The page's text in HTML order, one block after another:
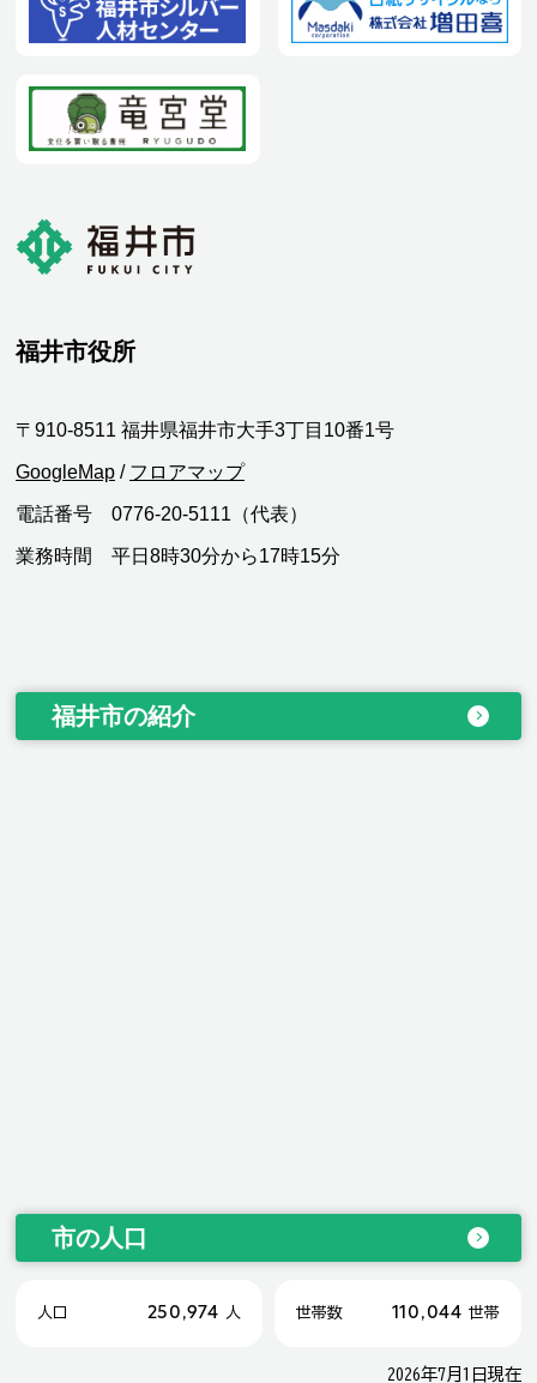
福井市役所
〒910-8511 福井県福井市大手3丁目10番1号
GoogleMap / フロアマップ
電話番号 0776-20-5111（代表）
業務時間 平日8時30分から17時15分
福井市の紹介
市の人口
人口 250,974 人 世帯数 110,044 世帯
2026年7月1日現在